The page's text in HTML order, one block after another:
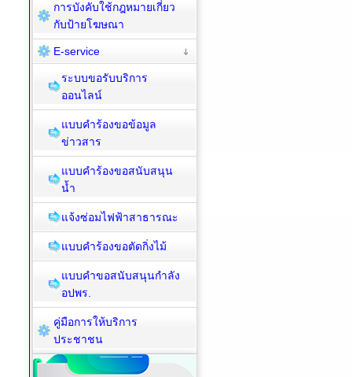
การบังคับใช้กฎหมายเกี่ยว
กับป้ายโฆษณา
E-service
ระบบขอรับบริการ
ออนไลน์
แบบคำร้องขอข้อมูล
ข่าวสาร
แบบคำร้องขอสนับสนุน
น้ำ
แจ้งซ่อมไฟฟ้าสาธารณะ
แบบคำร้องขอตัดกิ่งไม้
แบบคำขอสนับสนุนกำลัง
อปพร.
คู่มือการให้บริการ
ประชาชน